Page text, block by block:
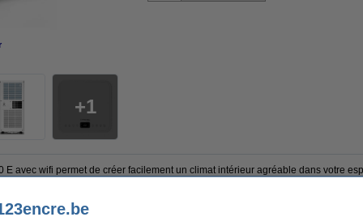
1
E avec wifi permet de créer facilement un climat intérieur agréable dans votre
grâce à la fonction wifi, vous contrôlez l’appareil à distance en toute simplicité.
vous gardez le contrôle sur votre niveau de confort à tout moment.
et une télécommande, ce qui rend l’installation rapide et facile. Le